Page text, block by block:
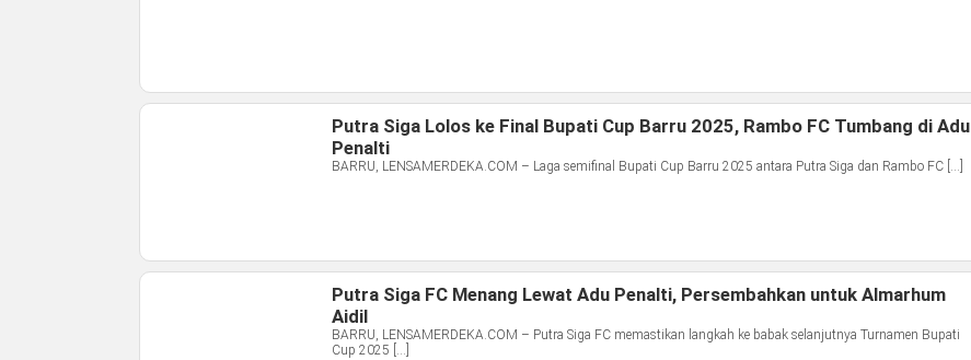
Putra Siga Lolos ke Final Bupati Cup Barru 2025, Rambo FC Tumbang di Adu
Penalti
BARRU, LENSAMERDEKA.COM – Laga semifinal Bupati Cup Barru 2025 antara Putra Siga dan Rambo FC […]
Putra Siga FC Menang Lewat Adu Penalti, Persembahkan untuk Almarhum
Aidil
BARRU, LENSAMERDEKA.COM – Putra Siga FC memastikan langkah ke babak selanjutnya Turnamen Bupati
Cup 2025 […]